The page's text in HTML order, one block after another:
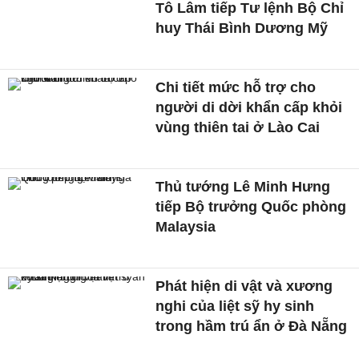
Tô Lâm tiếp Tư lệnh Bộ Chỉ
huy Thái Bình Dương Mỹ
Chi tiết mức hỗ trợ cho
người di dời khẩn cấp khỏi
vùng thiên tai ở Lào Cai
Thủ tướng Lê Minh Hưng
tiếp Bộ trưởng Quốc phòng
Malaysia
Phát hiện di vật và xương
nghi của liệt sỹ hy sinh
trong hầm trú ẩn ở Đà Nẵng